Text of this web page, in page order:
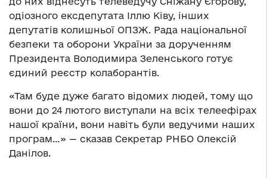
одіозного ексдепутата Іллю Ківу, інших
депутатів колишньої ОПЗЖ. Рада національної
безпеки та оборони України за дорученням
Президента Володимира Зеленського готує
єдиний реєстр колаборантів.
«Там буде дуже багато відомих людей, тому що
вони до 24 лютого виступали на всіх телеефірах
нашої країни, вони навіть були ведучими наших
програм…» — сказав Секретар РНБО Олексій
Данілов.